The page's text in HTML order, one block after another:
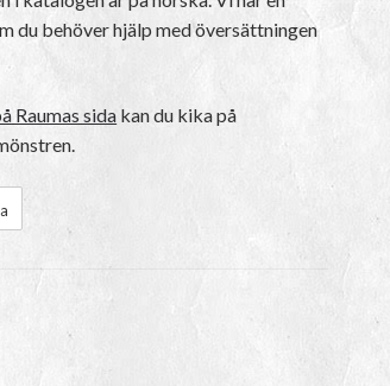
du behöver hjälp med översättningen
Raumas sida kan du kika på